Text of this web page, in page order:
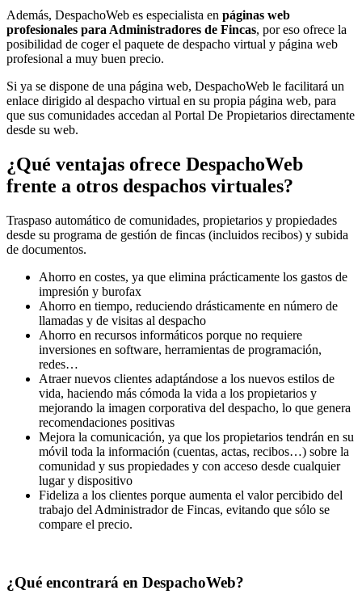
Además, DespachoWeb es especialista en páginas web
profesionales para Administradores de Fincas, por eso ofrece la
posibilidad de coger el paquete de despacho virtual y página web
profesional a muy buen precio.
Si ya se dispone de una página web, DespachoWeb le facilitará un
enlace dirigido al despacho virtual en su propia página web, para
que sus comunidades accedan al Portal De Propietarios directamente
desde su web.
¿Qué ventajas ofrece DespachoWeb
frente a otros despachos virtuales?
Traspaso automático de comunidades, propietarios y propiedades
desde su programa de gestión de fincas (incluidos recibos) y subida
de documentos.
Ahorro en costes, ya que elimina prácticamente los gastos de
impresión y burofax
Ahorro en tiempo, reduciendo drásticamente en número de
llamadas y de visitas al despacho
Ahorro en recursos informáticos porque no requiere
inversiones en software, herramientas de programación,
redes…
Atraer nuevos clientes adaptándose a los nuevos estilos de
vida, haciendo más cómoda la vida a los propietarios y
mejorando la imagen corporativa del despacho, lo que genera
recomendaciones positivas
Mejora la comunicación, ya que los propietarios tendrán en su
móvil toda la información (cuentas, actas, recibos…) sobre la
comunidad y sus propiedades y con acceso desde cualquier
lugar y dispositivo
Fideliza a los clientes porque aumenta el valor percibido del
trabajo del Administrador de Fincas, evitando que sólo se
compare el precio.
¿Qué encontrará en DespachoWeb?